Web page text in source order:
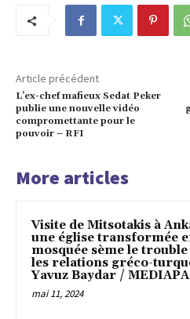
Article précédent
L’ex-chef mafieux Sedat Peker
publie une nouvelle vidéo
compromettante pour le
pouvoir – RFI
More articles
Visite de Mitsotakis à
une église transformée
mosquée sème le trouble
les relations gréco-
Yavuz Baydar /
mai 11, 2024